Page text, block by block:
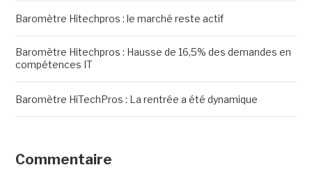
Baromètre Hitechpros : le marché reste actif
Baromètre Hitechpros : Hausse de 16,5% des demandes en
compétences IT
Baromètre HiTechPros : La rentrée a été dynamique
Commentaire